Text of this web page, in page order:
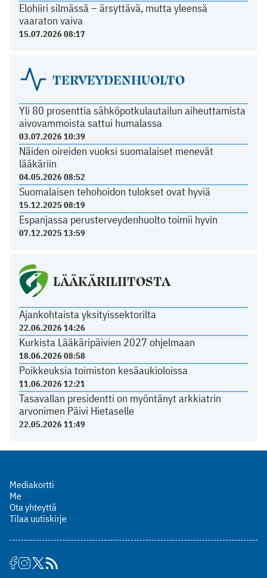
Elohiiri silmässä – ärsyttävä, mutta yleensä
vaaraton vaiva
15.07.2026 08:17
TERVEYDENHUOLTO
Yli 80 prosenttia sähköpotkulautailun aiheuttamista
aivovammoista sattui humalassa
03.07.2026 10:39
Näiden oireiden vuoksi suomalaiset menevät
lääkäriin
04.05.2026 08:52
Suomalaisen tehohoidon tulokset ovat hyviä
15.12.2025 08:19
Espanjassa perusterveydenhuolto toimii hyvin
07.12.2025 13:59
LÄÄKÄRILIITOSTA
Ajankohtaista yksityissektorilta
22.06.2026 14:26
Kurkista Lääkäripäivien 2027 ohjelmaan
18.06.2026 08:58
Poikkeuksia toimiston kesäaukioloissa
11.06.2026 12:21
Tasavallan presidentti on myöntänyt arkkiatrin
arvonimen Päivi Hietaselle
22.05.2026 11:49
Mediakortti
Me
Ota yhteyttä
Tilaa uutiskirje